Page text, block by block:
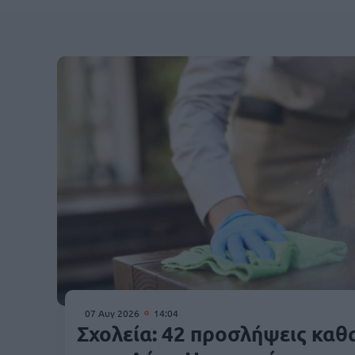
07 Αυγ 2026 14:04
Σχολεία: 42 προσλήψεις